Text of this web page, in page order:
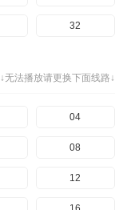
32
↓无法播放请更换下面线路↓
04
08
12